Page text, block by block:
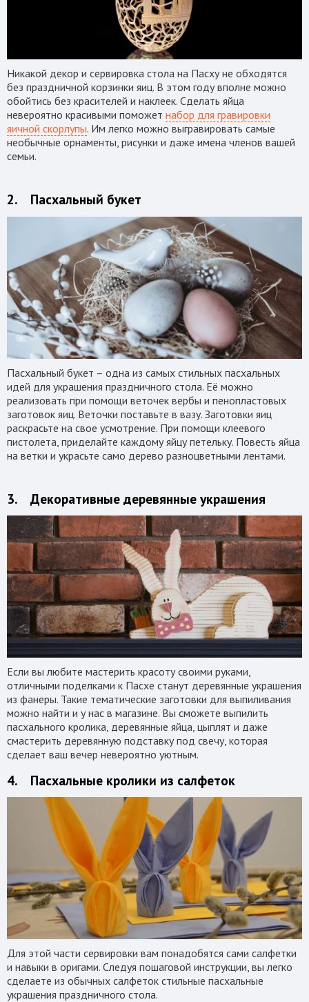
Никакой декор и сервировка стола на Пасху не обходятся
без праздничной корзинки яиц. В этом году вполне можно
обойтись без красителей и наклеек. Сделать яйца
невероятно красивыми поможет набор для гравировки
яичной скорлупы. Им легко можно выгравировать самые
необычные орнаменты, рисунки и даже имена членов вашей
семьи.
2. Пасхальный букет
Пасхальный букет – одна из самых стильных пасхальных
идей для украшения праздничного стола. Её можно
реализовать при помощи веточек вербы и пенопластовых
заготовок яиц. Веточки поставьте в вазу. Заготовки яиц
раскрасьте на свое усмотрение. При помощи клеевого
пистолета, приделайте каждому яйцу петельку. Повесть яйца
на ветки и украсьте само дерево разноцветными лентами.
3. Декоративные деревянные украшения
Если вы любите мастерить красоту своими руками,
отличными поделками к Пасхе станут деревянные украшения
из фанеры. Такие тематические заготовки для выпиливания
можно найти и у нас в магазине. Вы сможете выпилить
пасхального кролика, деревянные яйца, цыплят и даже
смастерить деревянную подставку под свечу, которая
сделает ваш вечер невероятно уютным.
4. Пасхальные кролики из салфеток
Для этой части сервировки вам понадобятся сами салфетки
и навыки в оригами. Следуя пошаговой инструкции, вы легко
сделаете из обычных салфеток стильные пасхальные
украшения праздничного стола.